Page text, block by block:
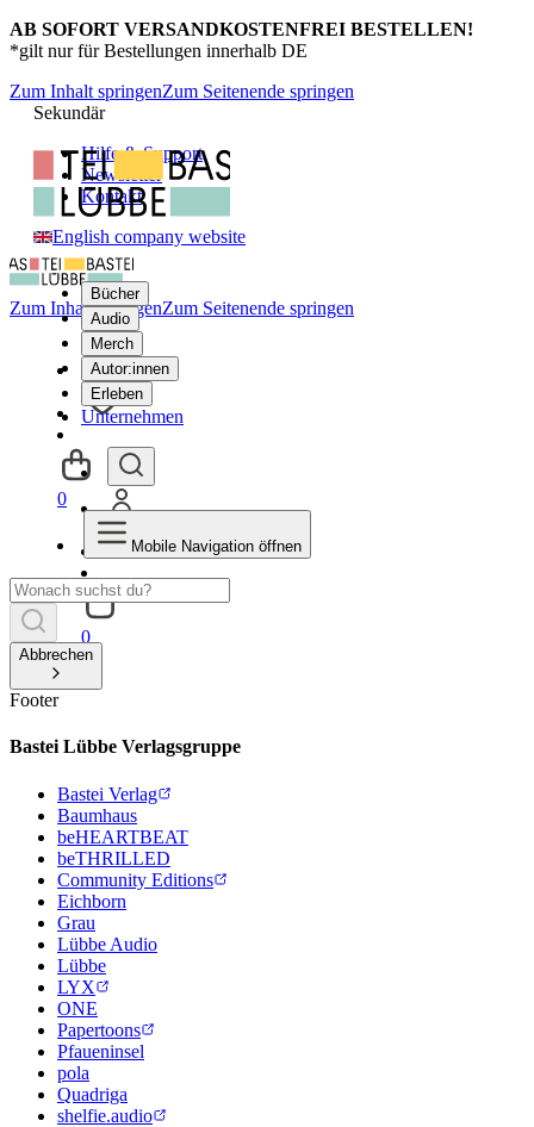
AB SOFORT VERSANDKOSTENFREI BESTELLEN!
*gilt nur für Bestellungen innerhalb DE
Zum Inhalt springenZum Seitenende springen
Sekundär
Hilfe & Support
Newsletter
Kontakt
English company website
Bücher
Audio
Merch
Autor:innen
Erleben
Unternehmen
0
Zum Inhalt springenZum Seitenende springen
0
Mobile Navigation öffnen
Abbrechen
Footer
Bastei Lübbe Verlagsgruppe
Bastei Verlag
Baumhaus
beHEARTBEAT
beTHRILLED
Community Editions
Eichborn
Grau
Lübbe Audio
Lübbe
LYX
ONE
Papertoons
Pfaueninsel
pola
Quadriga
shelfie.audio